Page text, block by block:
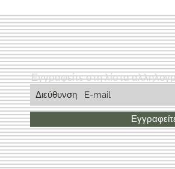
Εγγραφείτε στη λίστα